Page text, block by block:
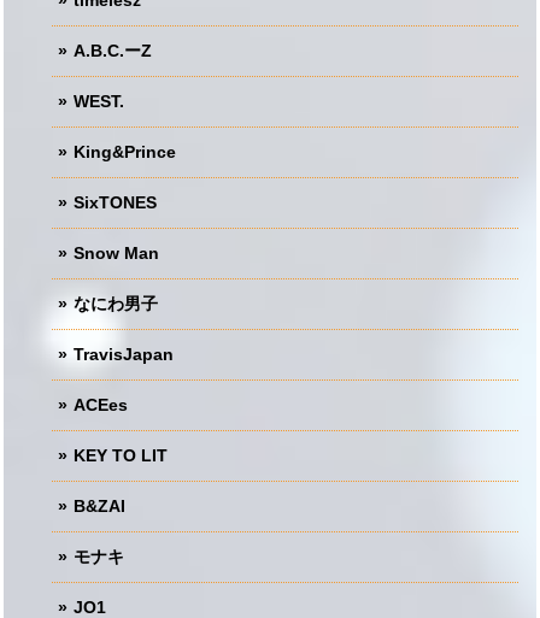
A.B.C.ーZ
WEST.
King&Prince
SixTONES
Snow Man
なにわ男子
TravisJapan
ACEes
KEY TO LIT
B&ZAI
モナキ
JO1